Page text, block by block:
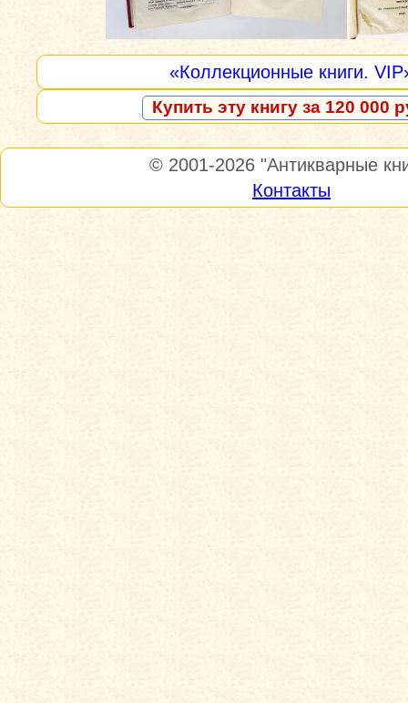
«Коллекционные книги.
Купить эту книгу за 120 000
© 2001-2026 "Антикварные
Контакты